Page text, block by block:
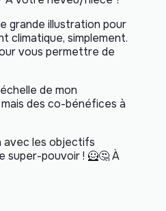
grande illustration pour
climatique, simplement.
vous permettre de
de mon
des co-bénéfices à
avec les objectifs
pouvoir ! 🦸🤔 À